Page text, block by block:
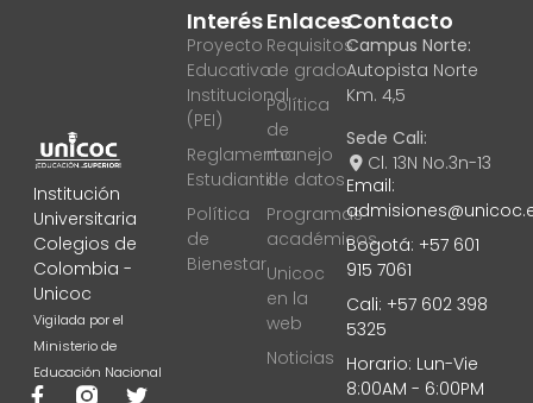
Institución
Universitaria
Colegios de
Colombia -
Unicoc
Vigilada por el
Ministerio de
Educación Nacional
Enlaces
Requisitos
de grado
Política
de
manejo
de datos
Programas
académicos
Unicoc
en la
web
Noticias
Interés
Proyecto
Educativo
Institucional
(PEI)
Reglamento
Estudiantil
Política
de
Bienestar
Contacto
Campus Norte:
Autopista Norte
Km. 4,5
Sede Cali:
Cl. 13N No.3n-13
Email:
Bogotá: +57 601
915 7061
Cali: +57 602 398
5325
Horario: Lun-Vie
8:00AM - 6:00PM